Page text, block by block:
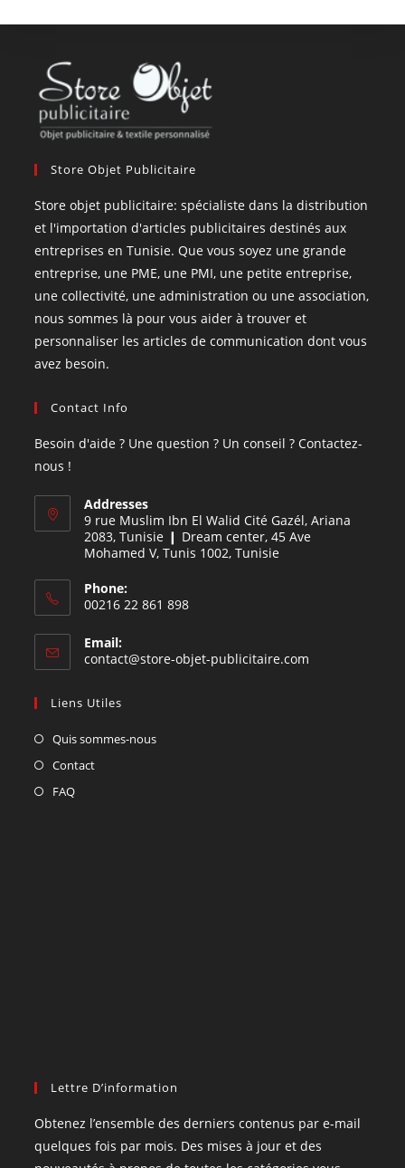
Store Objet Publicitaire
Store objet publicitaire: spécialiste dans la distribution
et l'importation d'articles publicitaires destinés aux
entreprises en Tunisie. Que vous soyez une grande
entreprise, une PME, une PMI, une petite entreprise,
une collectivité, une administration ou une association,
nous sommes là pour vous aider à trouver et
personnaliser les articles de communication dont vous
avez besoin.
Contact Info
Besoin d'aide ? Une question ? Un conseil ? Contactez-
nous !
Addresses
9 rue Muslim Ibn El Walid Cité Gazél, Ariana
2083, Tunisie ❙ Dream center, 45 Ave
Mohamed V, Tunis 1002, Tunisie
Phone:
00216 22 861 898
Email:
contact@store-objet-publicitaire.com
Liens Utiles
Quis sommes-nous
Contact
FAQ
Lettre D’information
Obtenez l’ensemble des derniers contenus par e-mail
quelques fois par mois. Des mises à jour et des